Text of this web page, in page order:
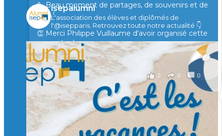
🥳 Beau moment de partages, de souvenirs et de
rires !
👏 Merci Philippe Vuillaume d'avoir organisé cette
rencontre !
il y a 2 mois
2 0 0
Voir sur Facebook · Partager
🙏 Soutenez l’Isep via la taxe d’apprentissage 2026
et contribuons ensemble à former les générations
d’ingénieurs de demain. 🙏
isepalumni
L'association des élèves et diplômés de
l'@isepparis. Retrouvez toute notre actualité 👇